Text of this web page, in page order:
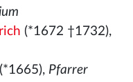
(*1672 †1732),
Pfarrer